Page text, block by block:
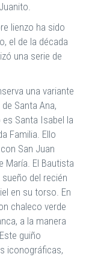
lienzo ha sido
el de la década
una serie de
una variante
Santa Ana,
Santa Isabel la
Familia. Ello
San Juan
María. El Bautista
del recién
en su torso. En
chaleco verde
a la manera
guiño
iconográficas,